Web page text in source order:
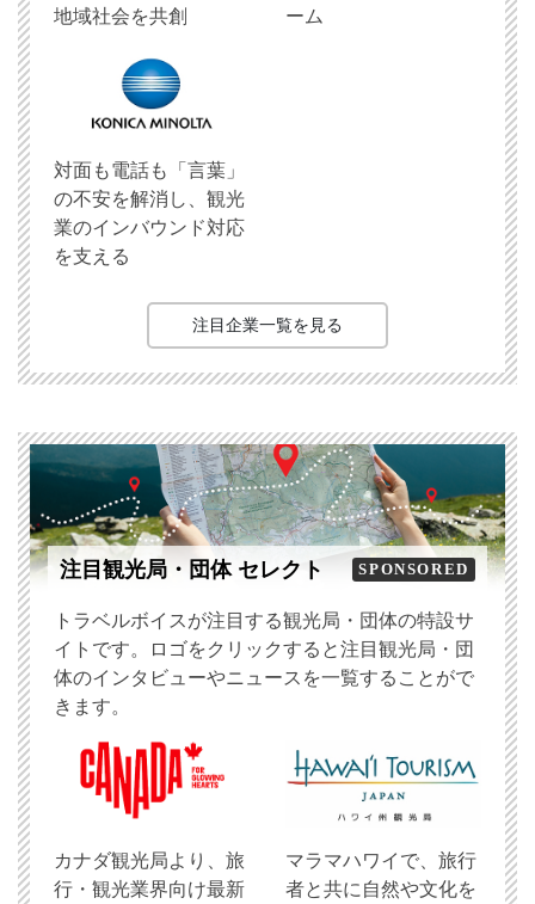
地域社会を共創
ーム
対面も電話も「言葉」
の不安を解消し、観光
業のインバウンド対応
を支える
注目企業一覧を見る
注目観光局・団体 セレクト SPONSORED
トラベルボイスが注目する観光局・団体の特設サ
イトです。ロゴをクリックすると注目観光局・団
体のインタビューやニュースを一覧することがで
きます。
​カナダ観光局より、旅
行・観光業界向け最新
マラマハワイで、旅行
者と共に自然や文化を